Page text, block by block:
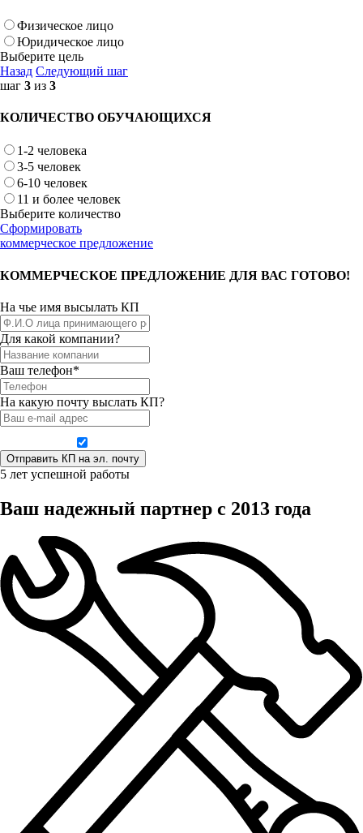
Физическое лицо
Юридическое лицо
Выберите цель
Назад Следующий шаг
шаг 3 из 3
КОЛИЧЕСТВО ОБУЧАЮЩИХСЯ
1-2 человека
3-5 человек
6-10 человек
11 и более человек
Выберите количество
Сформировать
коммерческое предложение
КОММЕРЧЕСКОЕ ПРЕДЛОЖЕНИЕ ДЛЯ ВАС ГОТОВО!
На чье имя высылать КП
Для какой компании?
Ваш телефон*
На какую почту выслать КП?
5 лет успешной работы
Ваш надежный партнер с 2013 года